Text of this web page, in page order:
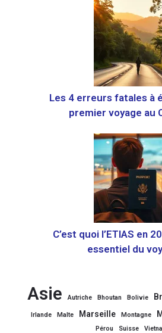
Les 4 erreurs fatales à
premier voyage au
C’est quoi l’ETIAS en
essentiel du
Asie Autriche Bhoutan Bolivie
Irlande Malte Marseille Montagne
Pérou
Suisse